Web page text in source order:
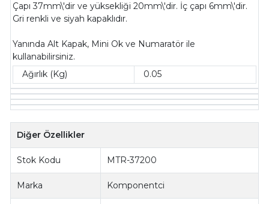
Çapı 37mm\'dir ve yüksekliği 20mm\'dir. İç çapı 6mm\'dir.
Gri renkli ve siyah kapaklıdır.
Yanında Alt Kapak, Mini Ok ve Numaratör ile
kullanabilirsiniz.
Ağırlık (Kg)
0.05
Diğer Özellikler
Stok Kodu MTR-37200
Marka Komponentci